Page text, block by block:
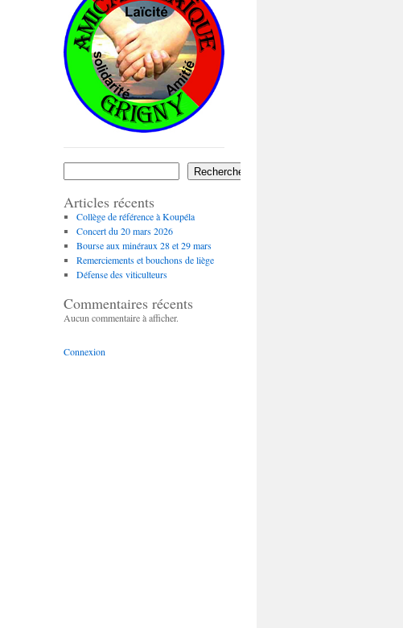
Rechercher
Articles récents
Collège de référence à Koupéla
Concert du 20 mars 2026
Bourse aux minéraux 28 et 29 mars
Remerciements et bouchons de liège
Défense des viticulteurs
Commentaires récents
Aucun commentaire à afficher.
Connexion